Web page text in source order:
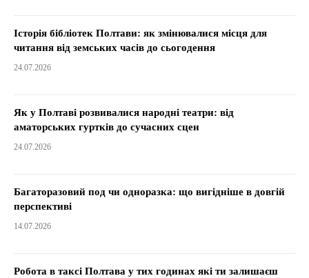
Історія бібліотек Полтави: як змінювалися місця для
читання від земських часів до сьогодення
24.07.2026
Як у Полтаві розвивалися народні театри: від
аматорських гуртків до сучасних сцен
24.07.2026
Багаторазовий под чи одноразка: що вигідніше в довгій
перспективі
14.07.2026
Робота в таксі Полтава у тих годинах які ти залишаєш